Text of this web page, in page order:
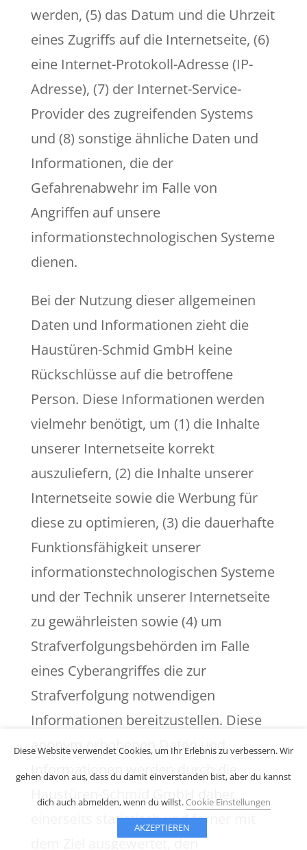
werden, (5) das Datum und die Uhrzeit
eines Zugriffs auf die Internetseite, (6)
eine Internet-Protokoll-Adresse (IP-
Adresse), (7) der Internet-Service-
Provider des zugreifenden Systems
und (8) sonstige ähnliche Daten und
Informationen, die der
Gefahrenabwehr im Falle von
Angriffen auf unsere
informationstechnologischen Systeme
dienen.
Bei der Nutzung dieser allgemeinen
Daten und Informationen zieht die
Haustüren-Schmid GmbH keine
Rückschlüsse auf die betroffene
Person. Diese Informationen werden
vielmehr benötigt, um (1) die Inhalte
unserer Internetseite korrekt
auszuliefern, (2) die Inhalte unserer
Internetseite sowie die Werbung für
diese zu optimieren, (3) die dauerhafte
Funktionsfähigkeit unserer
informationstechnologischen Systeme
und der Technik unserer Internetseite
zu gewährleisten sowie (4) um
Strafverfolgungsbehörden im Falle
eines Cyberangriffes die zur
Strafverfolgung notwendigen
Informationen bereitzustellen. Diese
anonym erhobenen Daten und
Informationen werden durch die
Haustüren-Schmid GmbH daher
einerseits statistisch und ferner mit
dem Ziel ausgewertet, den
Diese Website verwendet Cookies, um Ihr Erlebnis zu verbessern. Wir
gehen davon aus, dass du damit einverstanden bist, aber du kannst
dich auch abmelden, wenn du willst. Cookie Einstellungen
AKZEPTIEREN